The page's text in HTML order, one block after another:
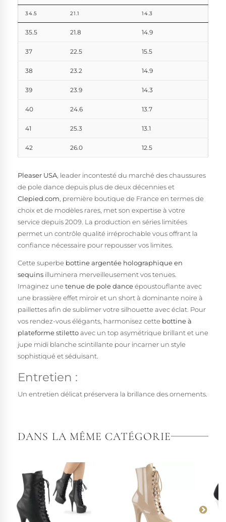
34.5 21.1 14.3
35.5 21.8 14.9
37 22.5 15.5
38 23.2 14.9
39 23.9 14.3
40 24.6 13.7
41 25.3 13.1
42 26.0 12.5
Pleaser USA , leader incontesté du marché des chaussures
de pole dance depuis plus de deux décennies et
Clepied.com , première boutique de France en termes de
choix et de modèles rares, met son expertise à votre
service depuis 2009. La production en séries limitées
permet un contrôle qualité irréprochable vous offrant la
confiance nécessaire pour repousser vos limites.
Cette superbe bottine argentée holographique en
sequins illuminera merveilleusement vos tenues.
Imaginez une tenue de pole danceépoustouflante avec
une brassière effet miroir et un short à dominante noire à
paillettes afin de sublimer votre silhouette avec éclat. Pour
vos rendez-vous élégants, harmonisez cette bottine à
plateforme stilettoavec un top asymétrique brillant et une
jupe midi blanche scintillante pour incarner un style
sophistiqué et séduisant.
Entretien :
Un entretien délicat préservera la brillance des ornements.
DANS LA MÊME CATÉGORIE